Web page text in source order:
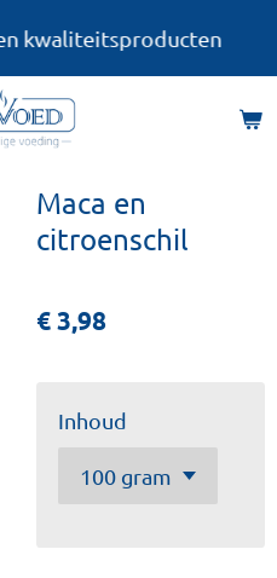
kwaliteitsproducten
Maca en
citroenschil
€ 3,98
Inhoud